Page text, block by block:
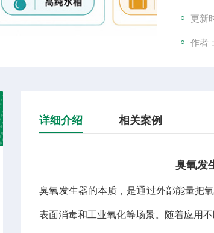
更新
作者
详细介绍 相关案例
臭氧发
臭氧发生器的本质，是通过外部能量把
表面消毒和工业氧化等场景。随着应用